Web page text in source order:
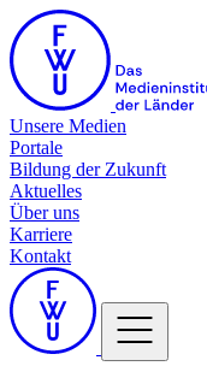
Unsere Medien
Portale
Bildung der Zukunft
Aktuelles
Über uns
Karriere
Kontakt